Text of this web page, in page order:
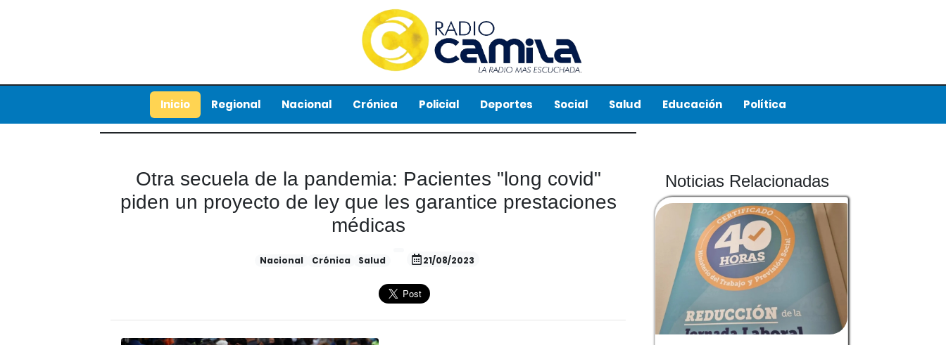
Inicio Regional Nacional Crónica Policial Deportes Social Salud Educación Política
Otra secuela de la pandemia: Pacientes "long covid"
piden un proyecto de ley que les garantice prestaciones
médicas
Nacional Crónica Salud 21/08/2023
Noticias Relacionadas